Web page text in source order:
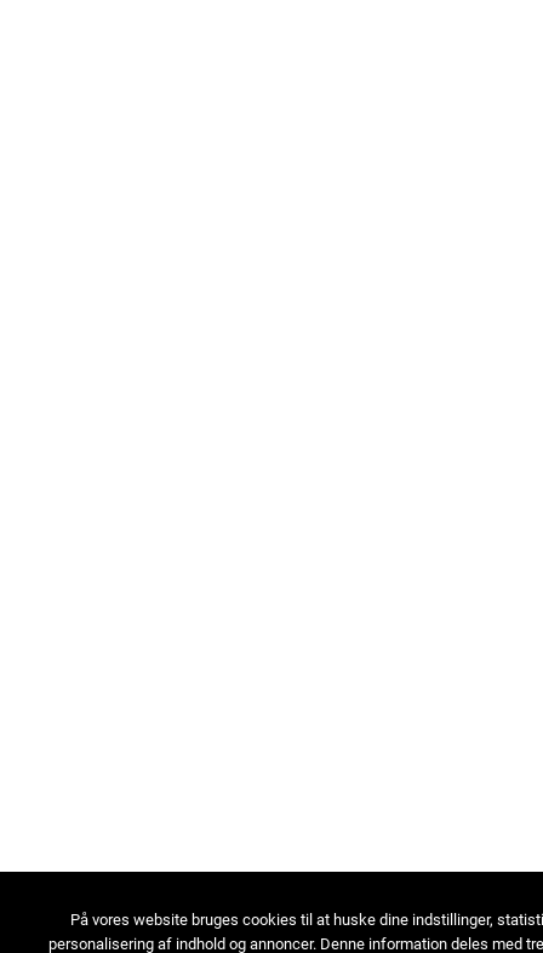
På vores website bruges cookies til at huske dine indstillinger,
personalisering af indhold og annoncer. Denne information deles med